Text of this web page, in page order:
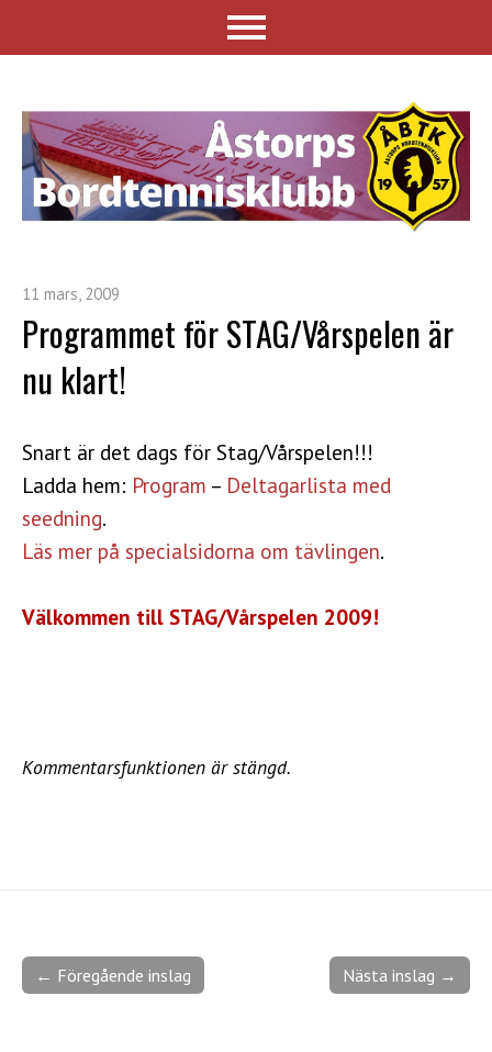
11 mars, 2009
Programmet för STAG/Vårspelen är
nu klart!
Snart är det dags för Stag/Vårspelen!!!
Ladda hem: Program – Deltagarlista med
seedning.
Läs mer på specialsidorna om tävlingen.
Välkommen till STAG/Vårspelen 2009!
Kommentarsfunktionen är stängd.
Nästa inslag →
← Föregående inslag